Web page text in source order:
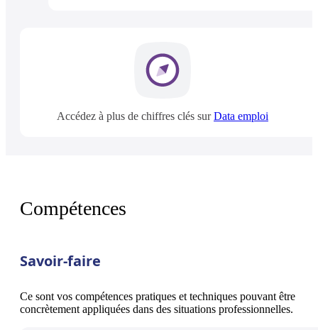
Accédez à plus de chiffres clés surData emploi
Compétences
Savoir-faire
Ce sont vos compétences pratiques et techniques pouvant être
concrètement appliquées dans des situations professionnelles.